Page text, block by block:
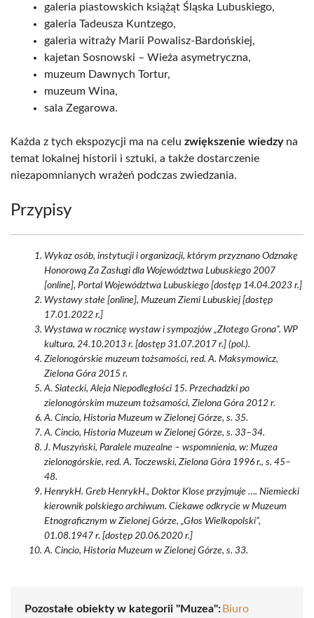
galeria piastowskich książąt Śląska Lubuskiego,
galeria Tadeusza Kuntzego,
galeria witraży Marii Powalisz-Bardońskiej,
kajetan Sosnowski – Wieża asymetryczna,
muzeum Dawnych Tortur,
muzeum Wina,
sala Zegarowa.
Każda z tych ekspozycji ma na celu zwiększenie wiedzyna
temat lokalnej historii i sztuki, a także dostarczenie
niezapomnianych wrażeń podczas zwiedzania.
Przypisy
Wykaz osób, instytucji i organizacji, którym przyznano Odznakę
Honorową Za Zasługi dla Województwa Lubuskiego 2007
[online], Portal Województwa Lubuskiego [dostęp 14.04.2023 r.]
Wystawy stałe [online], Muzeum Ziemi Lubuskiej [dostęp
17.01.2022 r.]
Wystawa w rocznicę wystaw i sympozjów „Złotego Grona”. WP
kultura, 24.10.2013 r. [dostęp 31.07.2017 r.] (pol.).
Zielonogórskie muzeum tożsamości, red. A. Maksymowicz,
Zielona Góra 2015 r.
A. Siatecki, Aleja Niepodległości 15. Przechadzki po
zielonogórskim muzeum tożsamości, Zielona Góra 2012 r.
A. Cincio, Historia Muzeum w Zielonej Górze, s. 35.
A. Cincio, Historia Muzeum w Zielonej Górze, s. 33–34.
J. Muszyński, Paralele muzealne – wspomnienia, w: Muzea
zielonogórskie, red. A. Toczewski, Zielona Góra 1996 r., s. 45–
48.
HenrykH. Greb HenrykH., Doktor Klose przyjmuje …. Niemiecki
kierownik polskiego archiwum. Ciekawe odkrycie w Muzeum
Etnograficznym w Zielonej Górze, „Głos Wielkopolski”,
01.08.1947 r. [dostęp 20.06.2020 r.]
A. Cincio, Historia Muzeum w Zielonej Górze, s. 33.
Pozostałe obiekty w kategorii "Muzea": Biuro